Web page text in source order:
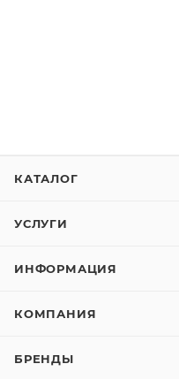
КАТАЛОГ
УСЛУГИ
ИНФОРМАЦИЯ
КОМПАНИЯ
БРЕНДЫ